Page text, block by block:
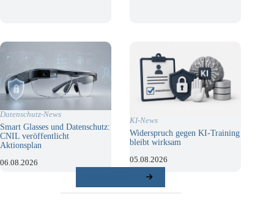
Datenschutz-News
Smart Glasses und Datenschutz:
CNIL veröffentlicht
Aktionsplan
06.08.2026
KI-News
Widerspruch gegen KI-Training
bleibt wirksam
05.08.2026